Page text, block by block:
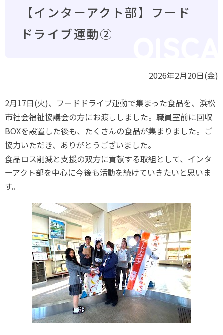
【インターアクト部】フード
ドライブ運動②
2026年2月20日(金)
2月17日(火)、フードドライブ運動で集まった食品を、浜松
市社会福祉協議会の方にお渡ししました。職員室前に回収
BOXを設置した後も、たくさんの食品が集まりました。ご
協力いただき、ありがとうございました。
食品ロス削減と支援の双方に貢献する取組として、インタ
ーアクト部を中心に今後も活動を続けていきたいと思いま
す。